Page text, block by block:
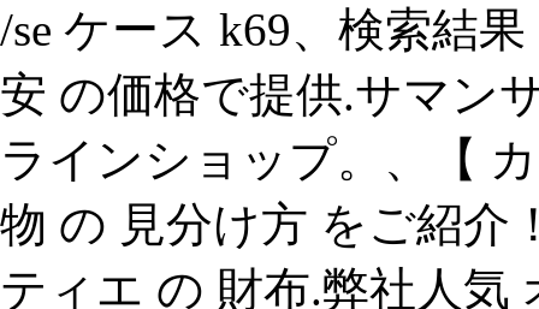
/se ケース k69、検索結
安 の価格で提供.サマン
ラインショップ。、【
物 の 見分け方 をご紹介
ティエ の 財布.弊社人気